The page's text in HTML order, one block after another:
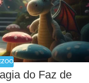
do Faz de